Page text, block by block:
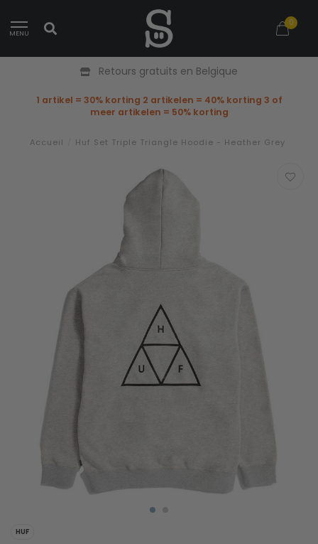
MENU
0
Retours gratuits en Belgique
1 artikel = 30% korting 2 artikelen = 40% korting 3 of
meer artikelen = 50% korting
Accueil Huf Set Triple Triangle Hoodie - Heather Grey
HUF